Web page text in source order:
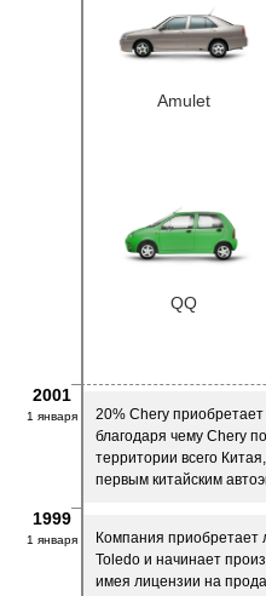
Amulet
QQ
2001
1 января
20% Chery
благодаря чему Chery
территории всего
первым китайским
1999
1 января
Компания приобретает
Toledo и начинает
имея лицензии на